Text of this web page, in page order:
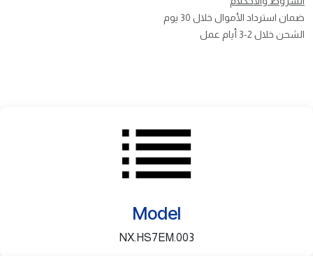
ضمان استرداد الأموال خلال 30 يوم
الشحن خلال 2-3 أيام عمل
Model
NX.HS7EM.003